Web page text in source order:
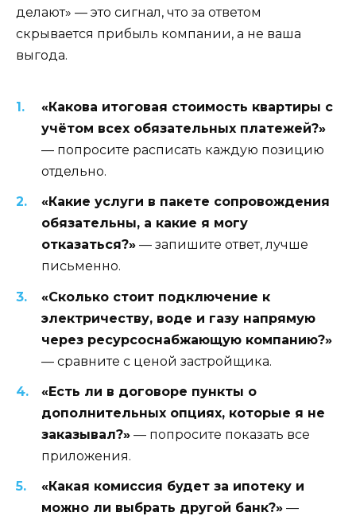
делают» — это сигнал, что за ответом
скрывается прибыль компании, а не ваша
выгода.
«Какова итоговая стоимость квартиры с
учётом всех обязательных платежей?»
— попросите расписать каждую позицию
отдельно.
«Какие услуги в пакете сопровождения
обязательны, а какие я могу
отказаться?» — запишите ответ, лучше
письменно.
«Сколько стоит подключение к
электричеству, воде и газу напрямую
через ресурсоснабжающую компанию?»
— сравните с ценой застройщика.
«Есть ли в договоре пункты о
дополнительных опциях, которые я не
заказывал?» — попросите показать все
приложения.
«Какая комиссия будет за ипотеку и
можно ли выбрать другой банк?» —